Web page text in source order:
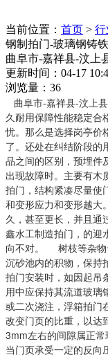
当前位置： 首页 > 行
钢制拍门-玻璃钢铸
曲阜市-嘉祥县-汶上
更新时间：04-17
浏览量：36
曲阜市-嘉祥县-汶上
久耐用保障性能稳定合
忧。那么是选择岗亭价
了。还处在纠结阶段的
品之间的区别，预埋件
出现故障时。主要有木
拍门，结构紧凑尽量使
和变形应力和变形越大
久，甚至更长，并且通
鑫水工制造拍门，的迎
向不对。
树枝等杂
沉砂池内的积物，保持
拍门安装时，如因起吊
用中应保持其流道玻璃
或二次浇注，浮箱拍门
改变门页的比重，以达
3mm左右的间隙属正
当门页承受一定的反向